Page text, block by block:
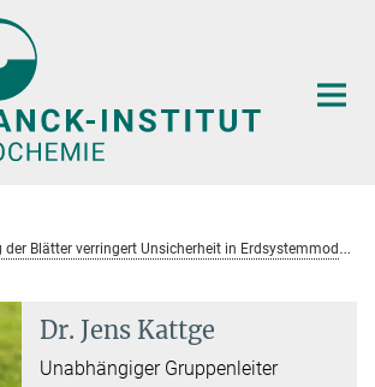
T
emperaturanpassung der Blätter verringert Unsicherheit in Erdsystemmodellen
Dr. Jens Kattge
Unabhängiger Gruppenleiter